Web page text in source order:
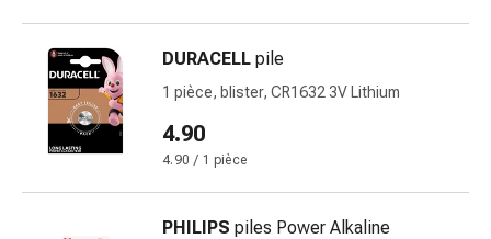
des
brûlures
élastiques
Compresses
Pansements
pour
DURACELL pile
1 pièce, blister, CR1632 3V Lithium
4.90
4.90 / 1 pièce
PHILIPS piles Power Alkaline